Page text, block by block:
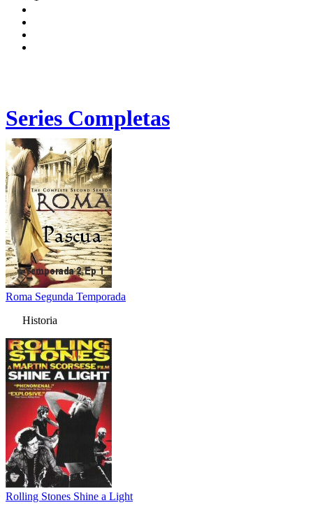
Series Completas
Roma Segunda Temporada
Historia
Rolling Stones Shine a Light